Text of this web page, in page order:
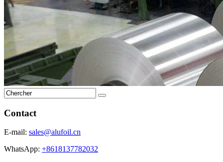
Contact
E-mail: sales@alufoil.cn
WhatsApp: +8618137782032